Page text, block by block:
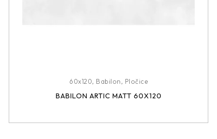
60x120, Babilon, Pločice
BABILON ARTIC MATT 60X120